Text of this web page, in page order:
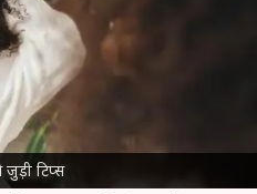
जुड़ी टिप्स
खास ध्यान देने की जरूरत